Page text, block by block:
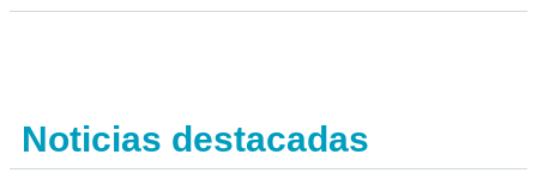
Noticias destacadas